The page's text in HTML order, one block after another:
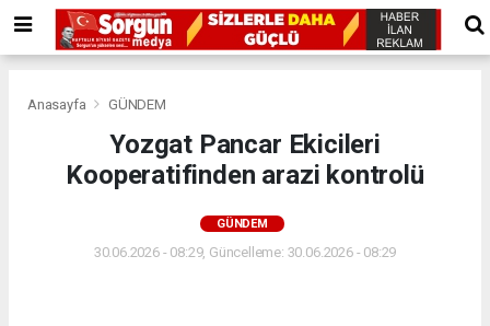
Anasayfa GÜNDEM
Yozgat Pancar Ekicileri
Kooperatifinden arazi kontrolü
GÜNDEM
30.06.2026 - 08:29, Güncelleme: 30.06.2026 - 08:29